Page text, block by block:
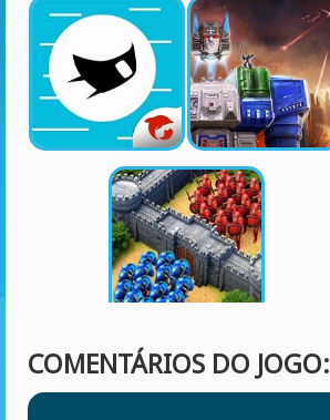
COMENTÁRIOS DO JOGO: